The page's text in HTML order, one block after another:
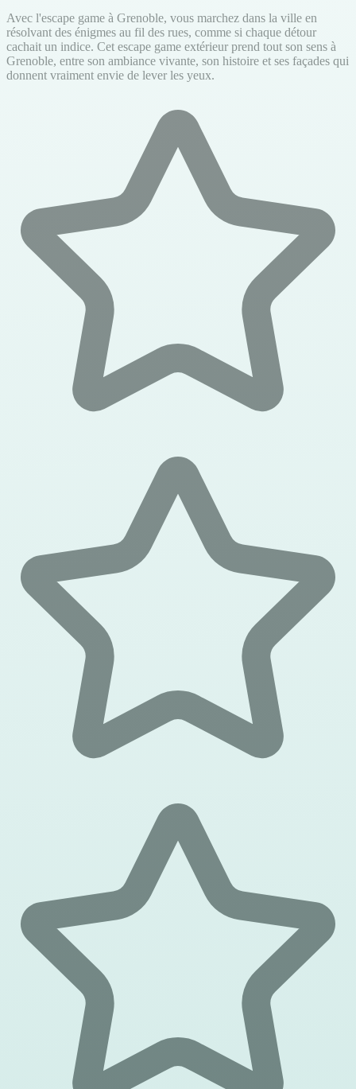
Avec l'escape game à Grenoble, vous marchez dans la ville en
résolvant des énigmes au fil des rues, comme si chaque détour
cachait un indice. Cet escape game extérieur prend tout son sens à
Grenoble, entre son ambiance vivante, son histoire et ses façades qui
donnent vraiment envie de lever les yeux.